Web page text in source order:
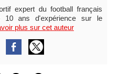
expert du football français
10 ans d'expérience sur le
plus sur cet auteur